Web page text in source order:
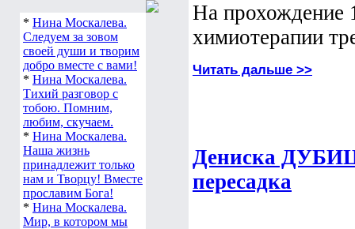
* Нина Москалева.
Следуем за зовом
своей души и творим
добро вместе с вами!
* Нина Москалева.
Тихий разговор с
тобою. Помним,
любим, скучаем.
* Нина Москалева.
Наша жизнь
принадлежит только
нам и Творцу! Вместе
прославим Бога!
* Нина Москалева.
Мир, в котором мы
На прохождение
химиотерапии
Читать дальше >>
Дениска
пересадка